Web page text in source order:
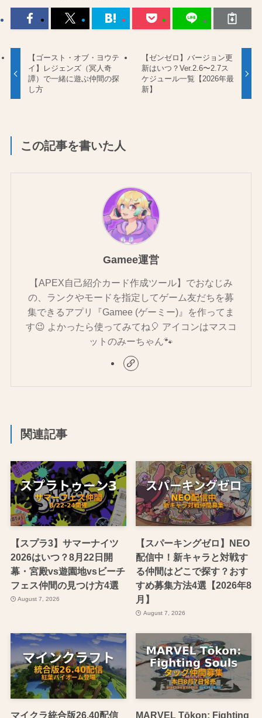
【ゴースト・オブ・ヨウテ
イ】レジェンズ（冥人奇
譚）で一緒に遊ぶ仲間の探
し方
【ゼンゼロ】バージョン更
新はいつ？Ver.2.6〜2.7ス
ケジュール一覧【2026年最
新】
この記事を書いた人
Gamee運営
【APEX自己紹介カード作成ツール】でおなじみ
の、ランクやモードを指定してゲーム友だちを募
集できるアプリ『Gamee (ゲーミー)』を作ってま
す😉 よかったら使ってみてね🎈 アイコンはマスコ
ットのみーちゃん🐾
関連記事
【スプラ3】サマーナイツ
2026はいつ？8月22日開
幕・宮殿vs遊園地vsビーチ
フェス仲間の見つけ方4選
August 7, 2026
【スパーキングゼロ】NEO
配信中！新キャラと対戦す
る仲間はどこで探す？おす
すめ募集方法4選【2026年8
月】
August 7, 2026
マイクラ統合版26.40配信 MARVEL Tōkon: Fighting